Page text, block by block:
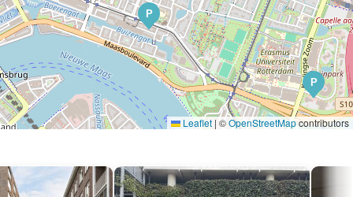
P
P
Leaflet| ©OpenStreetMapcontributors